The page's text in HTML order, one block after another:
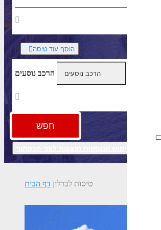
הוסף עוד טיסה
הרכב נוסעים
חפש
דף הבית טיסות לברלין